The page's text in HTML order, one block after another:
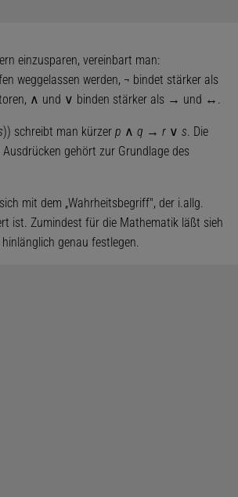
einzusparen, vereinbart man:
weggelassen werden, ¬ bindet stärker als
∧ und ∨ binden stärker als → und ↔.
)) schreibt man kürzer p ∧ q → r ∨ s. Die
gehört zur Grundlage des
mit dem „Wahrheitsbegriff", der i.allg.
ist. Zumindest für die Mathematik läßt sieh
genau festlegen.